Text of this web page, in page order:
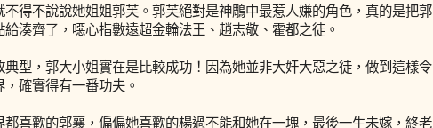
不得不說說她姐姐郭芙。郭芙絕對是神鵰中最惹人嫌的角色，真的是把郭
湊齊了，噁心指數遠超金輪法王、趙志敬、霍都之徒。
典型，郭大小姐實在是比較成功！因為她並非大奸大惡之徒，做到這樣令
，確實得有一番功夫。
都喜歡的郭襄，偏偏她喜歡的楊過不能和她在一塊，最後一生未嫁，終老